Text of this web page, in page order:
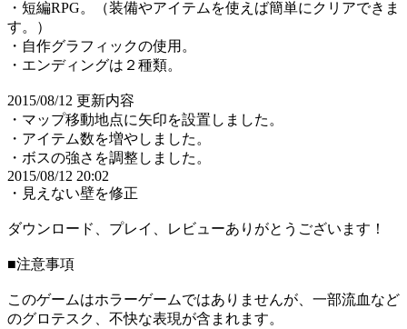
・短編RPG。（装備やアイテムを使えば簡単にクリアできま
す。）
・自作グラフィックの使用。
・エンディングは２種類。
2015/08/12 更新内容
・マップ移動地点に矢印を設置しました。
・アイテム数を増やしました。
・ボスの強さを調整しました。
2015/08/12 20:02
・見えない壁を修正
ダウンロード、プレイ、レビューありがとうございます！
■注意事項
このゲームはホラーゲームではありませんが、一部流血など
のグロテスク、不快な表現が含まれます。